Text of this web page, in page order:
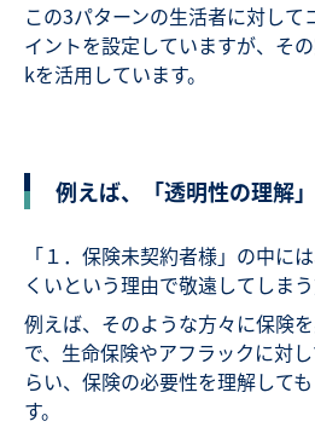
この3パターンの生活者に対して
イントを設定していますが、そ
kを活用しています。
例えば、「透明性の理解
「１．保険未契約者様」の中に
くいという理由で敬遠してしまう
例えば、そのような方々に保険
で、生命保険やアフラックに対
らい、保険の必要性を理解して
す。